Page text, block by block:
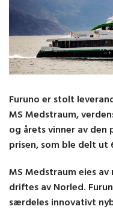
Furuno er stolt
MS Medstraum,
og årets vinner av
prisen, som ble delt ut
MS Medstraum eies
driftes av Norled.
særdeles innovativt